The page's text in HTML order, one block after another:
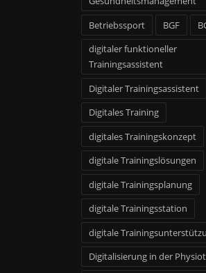
Betriebssport
BGF
digitaler funktioneller
Trainingsassistent
Digitaler Trainingsassistent
Digitales Training
digitales Trainingskonzept
digitale Trainingslösungen
digitale Trainingsplanung
digitale Trainingsstation
digitale
Digitalisierung in der